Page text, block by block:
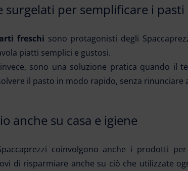
surgelati per semplificare i pasti
freschi sono protagonisti degli
piatti semplici e gustosi.
sono una soluzione pratica quando il
il pasto in modo rapido, senza rinunciare
anche su casa e igiene
coinvolgono anche i prodotti
di risparmiare anche su ciò che utilizzate